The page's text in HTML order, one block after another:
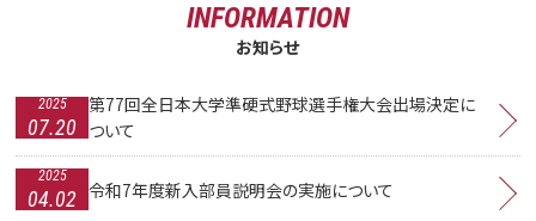
INFORMATION
お知らせ
2025
07.20
第77回全日本大学準硬式野球選手権大会出場決定に
ついて
2025
04.02 令和7年度新入部員説明会の実施について